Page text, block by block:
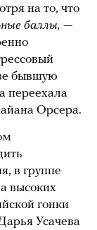
на то, что
баллы, —
бывшую
переехала
Орсера.
в группе
высоких
гонки
Усачева